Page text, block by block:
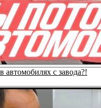
с завода?!